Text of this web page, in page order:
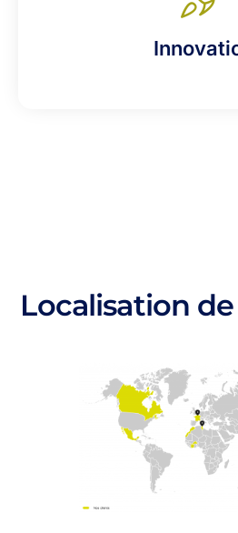
Localisation